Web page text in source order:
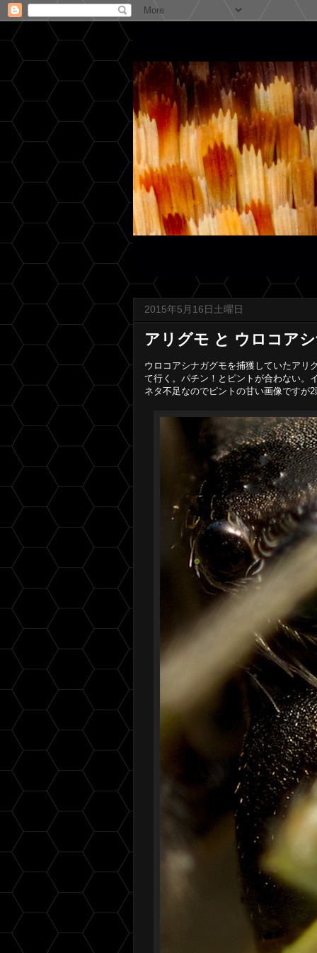
2015年5月16日土曜日
アリグモ と ウロコア
ウロコアシナガグモを捕獲していたアリ
て行く。パチン！とピントが合わない。
ネタ不足なのでピントの甘い画像ですが